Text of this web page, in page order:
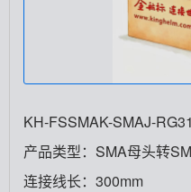
KH-FSSMAK-SMAJ-
产品类型：SMA母头转
连接线长：300mm